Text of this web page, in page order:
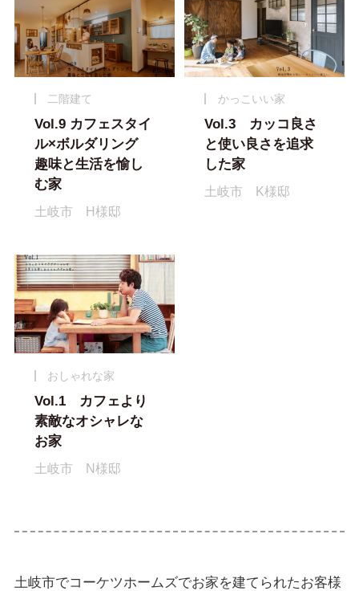
二階建て
Vol.9 カフェスタイ
ル×ボルダリング
趣味と生活を愉し
む家
土岐市 H様邸
かっこいい家
Vol.3 カッコ良さ
と使い良さを追求
した家
土岐市 K様邸
おしゃれな家
Vol.1 カフェより
素敵なオシャレな
お家
土岐市 N様邸
土岐市でコーケツホームズでお家を建てられたお客様